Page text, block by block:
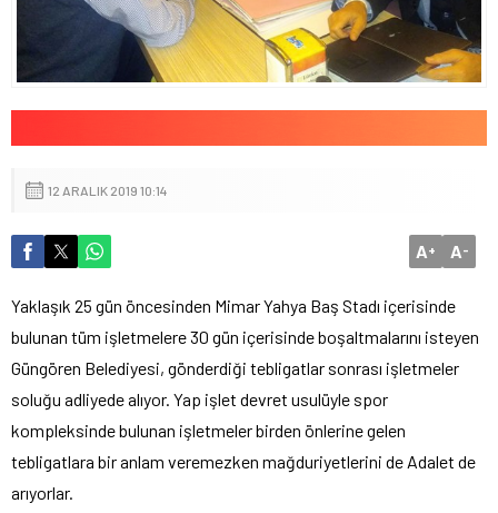
12 ARALIK 2019 10:14
A+ A-
Yaklaşık 25 gün öncesinden Mimar Yahya Baş Stadı içerisinde
bulunan tüm işletmelere 30 gün içerisinde boşaltmalarını isteyen
Güngören Belediyesi, gönderdiği tebligatlar sonrası işletmeler
soluğu adliyede alıyor. Yap işlet devret usulüyle spor
kompleksinde bulunan işletmeler birden önlerine gelen
tebligatlara bir anlam veremezken mağduriyetlerini de Adalet de
arıyorlar.